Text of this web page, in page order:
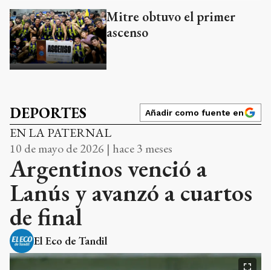
Mitre obtuvo el primer
ascenso
DEPORTES Añadir como fuente en
EN LA PATERNAL
10 de mayo de 2026 | hace 3 meses
Argentinos venció a
Lanús y avanzó a cuartos
de final
El Eco de Tandil